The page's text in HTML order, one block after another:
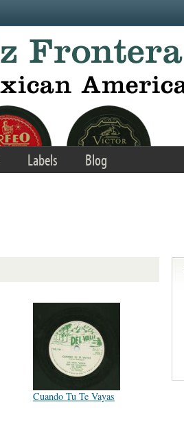
Labels Blog
Cuando Tu Te Vayas